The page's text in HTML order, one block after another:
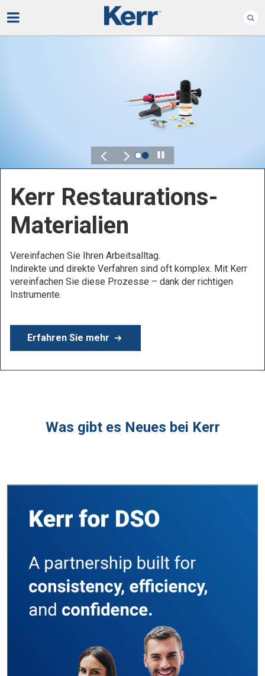
Kerr Endodontie
Bewahren Sie, was wichtig ist – ganz bequem.
entscheidend für Ihre Endodontieprodukte.
Erfahren Sie mehr
Play
Was gibt es Neues bei Kerr